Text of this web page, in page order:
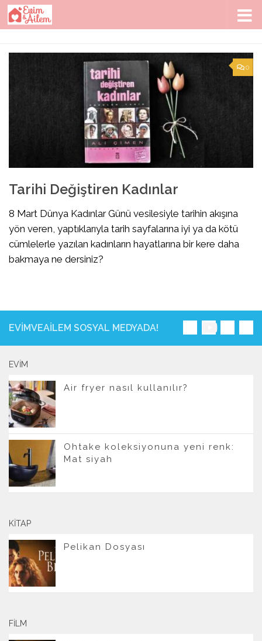
Skip to content
0
Tarihi Değiştiren Kadınlar
8 Mart Dünya Kadınlar Günü vesilesiyle tarihin akışına
yön veren, yaptıklarıyla tarih sayfalarına iyi ya da kötü
cümlelerle yazılan kadınların hayatlarına bir kere daha
bakmaya ne dersiniz?
EVIMVEAILEM SOSYAL MEDYADA!
EVIM
Air fryer nasıl kullanılır?
Ohtake koleksiyonuna yeni renk:
Mat siyah
KITAP
Pelikan Dosyası
FILM